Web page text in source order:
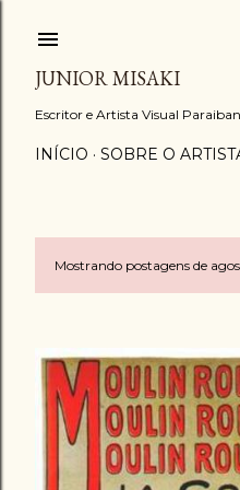
JUNIOR MISAKI
Escritor e Artista Visual
INÍCIO SOBRE O
P
s
t
Mostrando postagens de